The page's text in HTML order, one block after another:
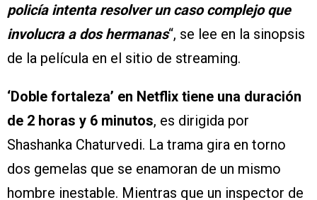
policía intenta resolver un caso complejo que
involucra a dos hermanas“, se lee en la sinopsis
de la película en el sitio de streaming.
‘Doble fortaleza’ en Netflix tiene una duración
de 2 horas y 6 minutos, es dirigida por
Shashanka Chaturvedi. La trama gira en torno
dos gemelas que se enamoran de un mismo
hombre inestable. Mientras que un inspector de